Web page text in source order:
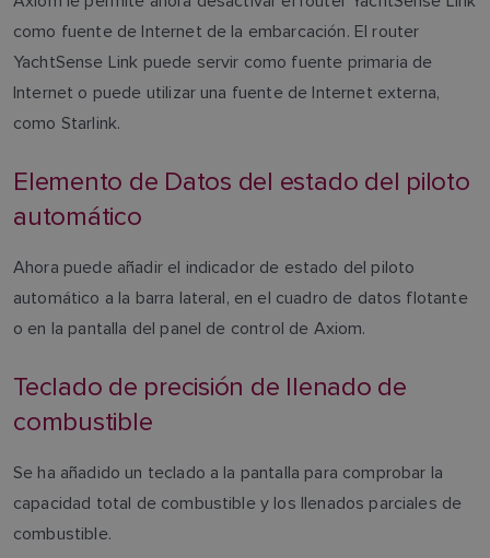
como fuente de Internet de la embarcación. El router
YachtSense Link puede servir como fuente primaria de
Internet o puede utilizar una fuente de Internet externa,
como Starlink.
Elemento de Datos del estado del piloto
automático
Ahora puede añadir el indicador de estado del piloto
automático a la barra lateral, en el cuadro de datos flotante
o en la pantalla del panel de control de Axiom.
Teclado de precisión de llenado de
combustible
Se ha añadido un teclado a la pantalla para comprobar la
capacidad total de combustible y los llenados parciales de
combustible.